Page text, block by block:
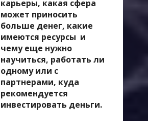
карьеры, какая сфера
может приносить
больше денег, какие
имеются ресурсы и
чему еще нужно
научиться, работать ли
одному или с
партнерами, куда
рекомендуется
инвестировать деньги.